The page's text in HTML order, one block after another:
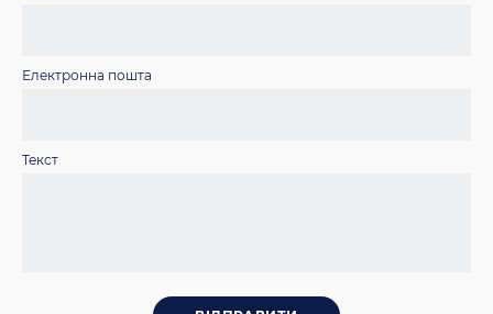
Електронна пошта
Текст